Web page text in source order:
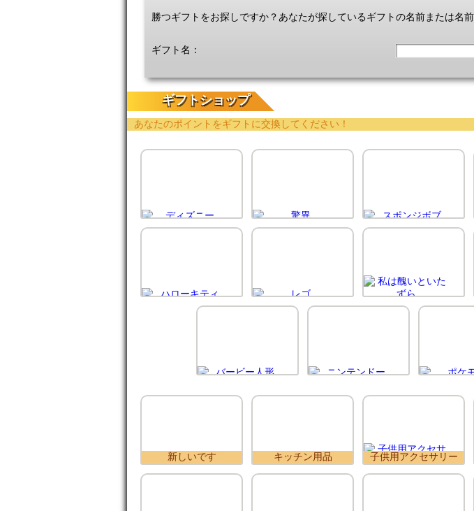
勝つギフトをお探しですか？あなたが探しているギフトの名前または名
ギフト名：
ギフトショップ
あなたのポイントをギフトに交換してください！
新しいです キッチン用品 子供用アクセサリー